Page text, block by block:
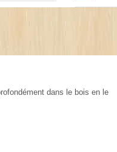
dans le bois en le